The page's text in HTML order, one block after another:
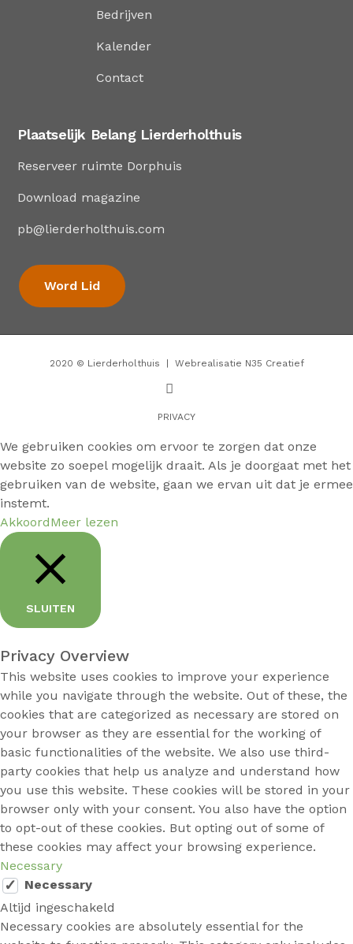
Bedrijven
Kalender
Contact
Plaatselijk Belang Lierderholthuis
Reserveer ruimte Dorphuis
Download magazine
pb@lierderholthuis.com
Word Lid
2020 © Lierderholthuis | Webrealisatie N35 Creatief
PRIVACY
We gebruiken cookies om ervoor te zorgen dat onze
website zo soepel mogelijk draait. Als je doorgaat met het
gebruiken van de website, gaan we ervan uit dat je ermee
instemt.
AkkoordMeer lezen
SLUITEN
Privacy Overview
This website uses cookies to improve your experience
while you navigate through the website. Out of these, the
cookies that are categorized as necessary are stored on
your browser as they are essential for the working of
basic functionalities of the website. We also use third-
party cookies that help us analyze and understand how
you use this website. These cookies will be stored in your
browser only with your consent. You also have the option
to opt-out of these cookies. But opting out of some of
these cookies may affect your browsing experience.
Necessary
Necessary
Altijd ingeschakeld
Necessary cookies are absolutely essential for the